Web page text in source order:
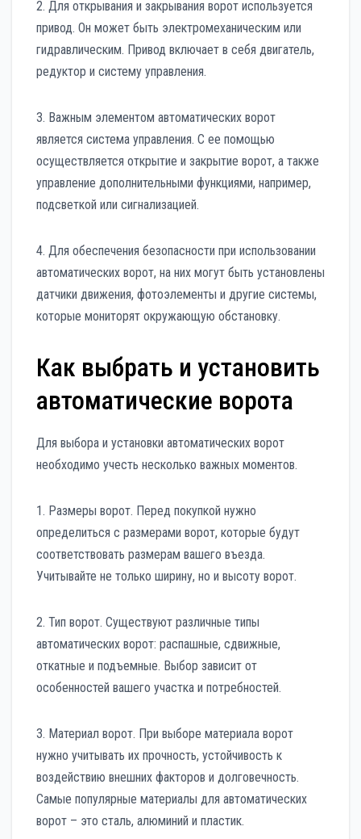
2. Для открывания и закрывания ворот используется
привод. Он может быть электромеханическим или
гидравлическим. Привод включает в себя двигатель,
редуктор и систему управления.
3. Важным элементом автоматических ворот
является система управления. С ее помощью
осуществляется открытие и закрытие ворот, а также
управление дополнительными функциями, например,
подсветкой или сигнализацией.
4. Для обеспечения безопасности при использовании
автоматических ворот, на них могут быть установлены
датчики движения, фотоэлементы и другие системы,
которые мониторят окружающую обстановку.
Как выбрать и установить
автоматические ворота
Для выбора и установки автоматических ворот
необходимо учесть несколько важных моментов.
1. Размеры ворот. Перед покупкой нужно
определиться с размерами ворот, которые будут
соответствовать размерам вашего въезда.
Учитывайте не только ширину, но и высоту ворот.
2. Тип ворот. Существуют различные типы
автоматических ворот: распашные, сдвижные,
откатные и подъемные. Выбор зависит от
особенностей вашего участка и потребностей.
3. Материал ворот. При выборе материала ворот
нужно учитывать их прочность, устойчивость к
воздействию внешних факторов и долговечность.
Самые популярные материалы для автоматических
ворот – это сталь, алюминий и пластик.